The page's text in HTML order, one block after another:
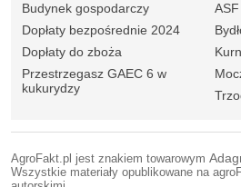
Budynek gospodarczy
Dopłaty bezpośrednie 2024
Dopłaty do zboża
Przestrzegasz GAEC 6 w
kukurydzy
ASF
AgroFakt.pl jest znakiem towarowym
Wszystkie materiały opublikowane na